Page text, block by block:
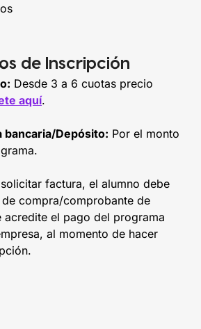
de Inscripción
Desde 3 a 6 cuotas precio
aquí.
bancaria/Depósito: Por el monto
factura, el alumno debe
compra/comprobante de
acredite el pago del programa
al momento de hacer